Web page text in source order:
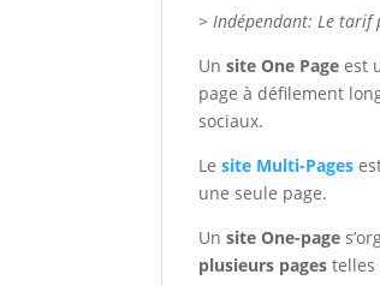
> Indépendant: Le tarif
Unsite One Page est
page à défilement
sociaux.
Lesite Multi-Pages
une seule page.
Unsite One-page
plusieurs pagestelles